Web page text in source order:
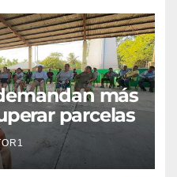
más
parcelas